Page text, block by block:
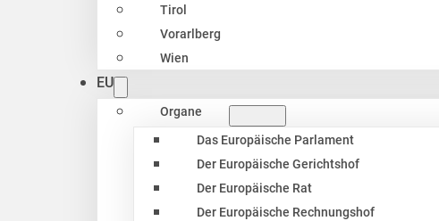
Tirol
Vorarlberg
Wien
EU
Organe
Das Europäische Parlament
Der Europäische Gerichtshof
Der Europäische Rat
Der Europäische Rechnungshof